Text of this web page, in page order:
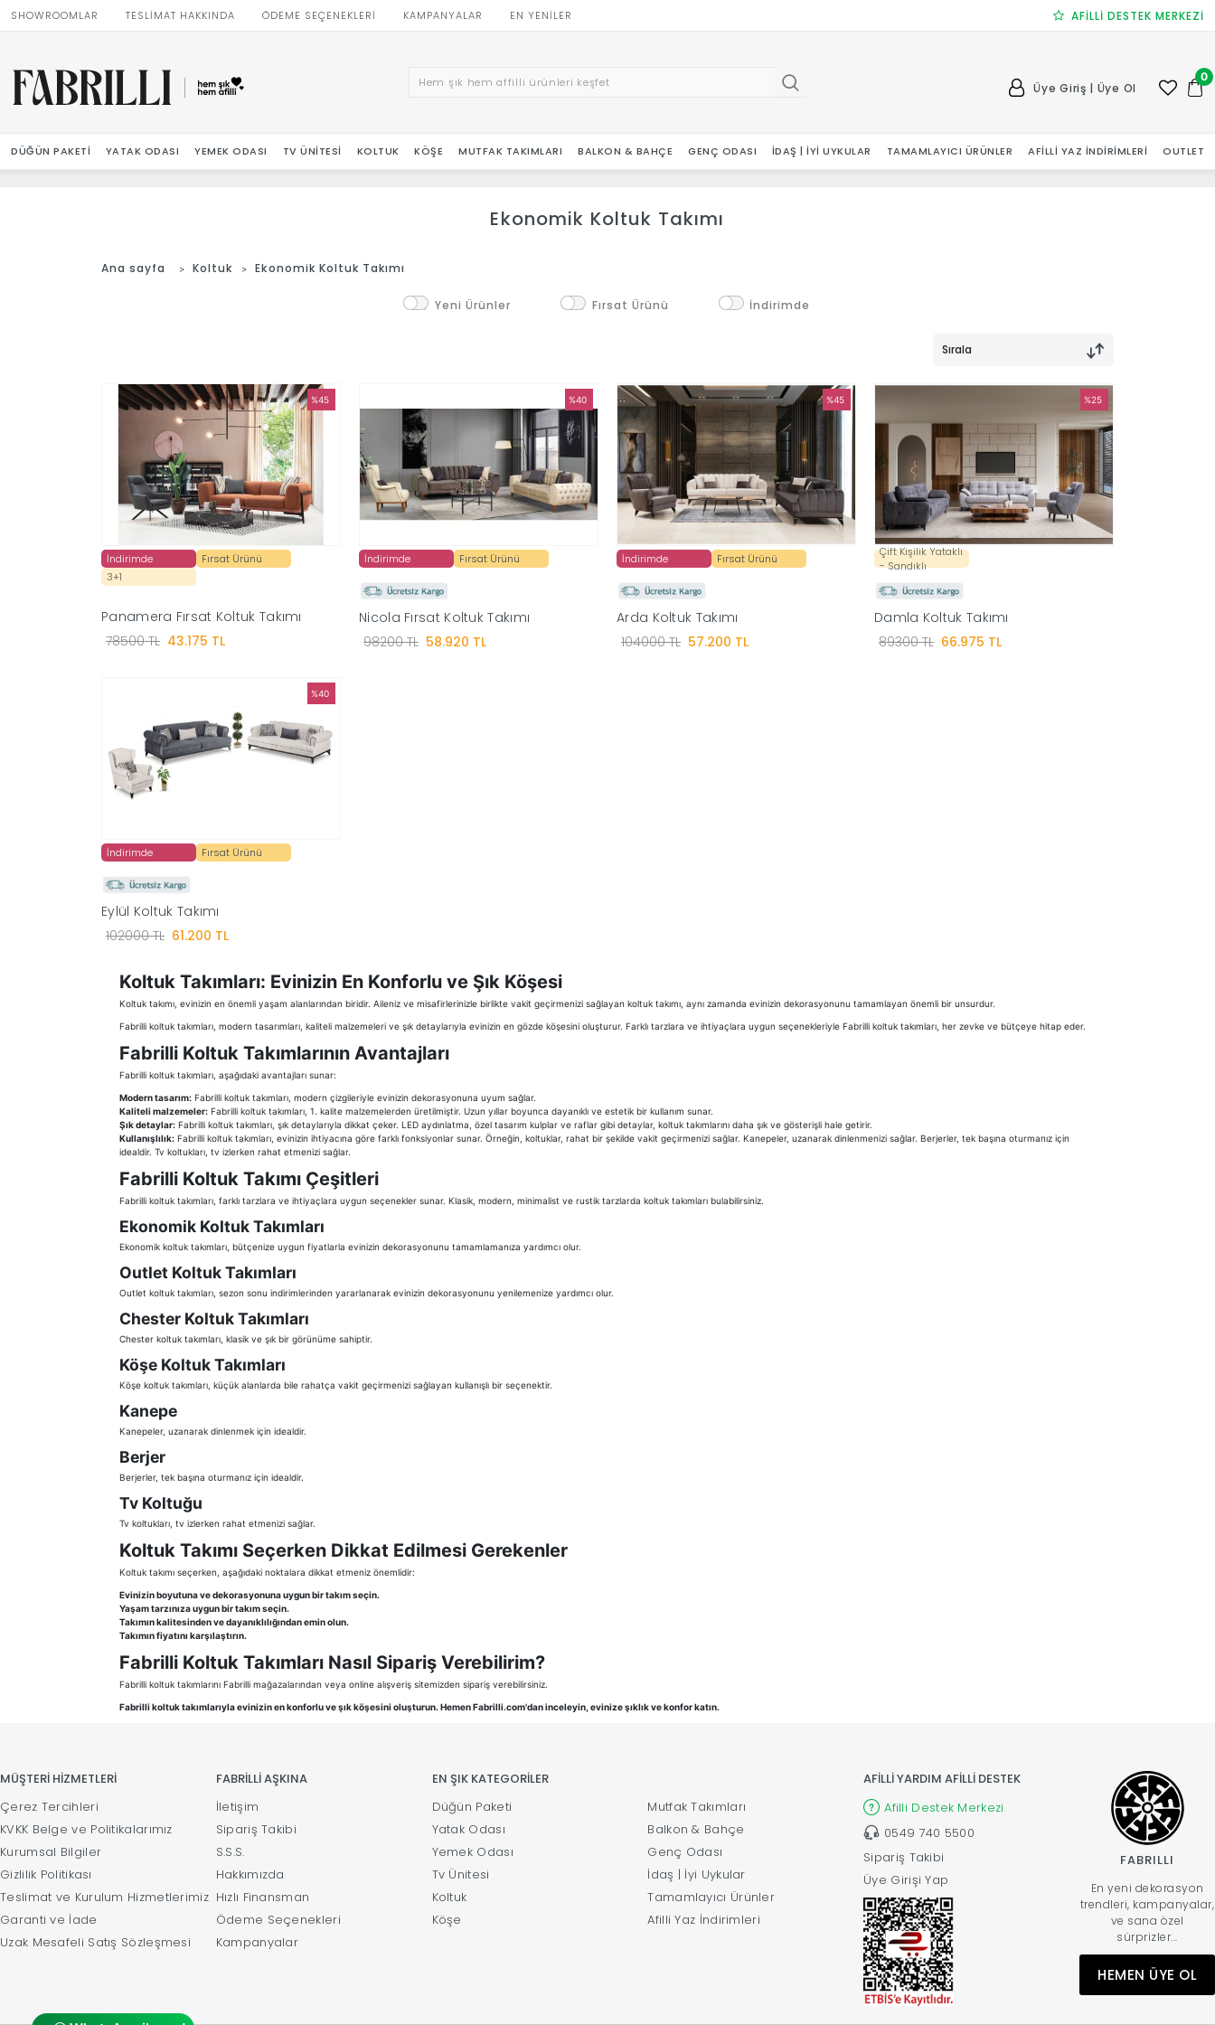
SHOWROOMLAR TESLİMAT HAKKINDA ÖDEME SEÇENEKLERİ KAMPANYALAR EN YENILER AFİLLİ DESTEK MERKEZİ
Üye Giriş | Üye Ol
0
DÜĞÜN PAKETI YATAK ODASI YEMEK ODASI TV ÜNITESI KOLTUK KÖŞE MUTFAK TAKIMLARI BALKON & BAHÇE GENÇ ODASI İDAŞ | İYI UYKULAR TAMAMLAYICI ÜRÜNLER AFILLI YAZ İNDIRIMLERI OUTLET
Ekonomik Koltuk Takımı
Ana sayfa Koltuk Ekonomik Koltuk Takımı
Yeni Ürünler Fırsat Ürünü İndirimde
Sırala
%45
İndirimde
Fırsat Ürünü
3+1
Panamera Fırsat Koltuk Takımı
78500 TL 43.175 TL
%40
İndirimde Fırsat Ürünü
Nicola Fırsat Koltuk Takımı
98200 TL 58.920 TL
%45
İndirimde Fırsat Ürünü
Arda Koltuk Takımı
104000 TL 57.200 TL
%25
Çift Kişilik Yataklı
- Sandıklı
Damla Koltuk Takımı
89300 TL 66.975 TL
%40
İndirimde Fırsat Ürünü
Eylül Koltuk Takımı
102000 TL 61.200 TL
Koltuk Takımları: Evinizin En Konforlu ve Şık Köşesi
Koltuk takımı, evinizin en önemli yaşam alanlarından biridir. Aileniz ve misafirlerinizle birlikte vakit geçirmenizi sağlayan koltuk takımı, aynı zamanda evinizin dekorasyonunu tamamlayan önemli bir unsurdur.
Fabrilli koltuk takımları, modern tasarımları, kaliteli malzemeleri ve şık detaylarıyla evinizin en gözde köşesini oluşturur. Farklı tarzlara ve ihtiyaçlara uygun seçenekleriyle Fabrilli koltuk takımları, her zevke ve bütçeye hitap eder.
Fabrilli Koltuk Takımlarının Avantajları
Fabrilli koltuk takımları, aşağıdaki avantajları sunar:
Modern tasarım: Fabrilli koltuk takımları, modern çizgileriyle evinizin dekorasyonuna uyum sağlar.
Kaliteli malzemeler: Fabrilli koltuk takımları, 1. kalite malzemelerden üretilmiştir. Uzun yıllar boyunca dayanıklı ve estetik bir kullanım sunar.
Şık detaylar: Fabrilli koltuk takımları, şık detaylarıyla dikkat çeker. LED aydınlatma, özel tasarım kulplar ve raflar gibi detaylar, koltuk takımlarını daha şık ve gösterişli hale getirir.
Kullanışlılık: Fabrilli koltuk takımları, evinizin ihtiyacına göre farklı fonksiyonlar sunar. Örneğin, koltuklar, rahat bir şekilde vakit geçirmenizi sağlar. Kanepeler, uzanarak dinlenmenizi sağlar. Berjerler, tek başına oturmanız için
idealdir. Tv koltukları, tv izlerken rahat etmenizi sağlar.
Fabrilli Koltuk Takımı Çeşitleri
Fabrilli koltuk takımları, farklı tarzlara ve ihtiyaçlara uygun seçenekler sunar. Klasik, modern, minimalist ve rustik tarzlarda koltuk takımları bulabilirsiniz.
Ekonomik Koltuk Takımları
Ekonomik koltuk takımları, bütçenize uygun fiyatlarla evinizin dekorasyonunu tamamlamanıza yardımcı olur.
Outlet Koltuk Takımları
Outlet koltuk takımları, sezon sonu indirimlerinden yararlanarak evinizin dekorasyonunu yenilemenize yardımcı olur.
Chester Koltuk Takımları
Chester koltuk takımları, klasik ve şık bir görünüme sahiptir.
Köşe Koltuk Takımları
Köşe koltuk takımları, küçük alanlarda bile rahatça vakit geçirmenizi sağlayan kullanışlı bir seçenektir.
Kanepe
Kanepeler, uzanarak dinlenmek için idealdir.
Berjer
Berjerler, tek başına oturmanız için idealdir.
Tv Koltuğu
Tv koltukları, tv izlerken rahat etmenizi sağlar.
Koltuk Takımı Seçerken Dikkat Edilmesi Gerekenler
Koltuk takımı seçerken, aşağıdaki noktalara dikkat etmeniz önemlidir:
Evinizin boyutuna ve dekorasyonuna uygun bir takım seçin.
Yaşam tarzınıza uygun bir takım seçin.
Takımın kalitesinden ve dayanıklılığından emin olun.
Takımın fiyatını karşılaştırın.
Fabrilli Koltuk Takımları Nasıl Sipariş Verebilirim?
Fabrilli koltuk takımlarını Fabrilli mağazalarından veya online alışveriş sitemizden sipariş verebilirsiniz.
Fabrilli koltuk takımlarıyla evinizin en konforlu ve şık köşesini oluşturun. Hemen Fabrilli.com'dan inceleyin, evinize şıklık ve konfor katın.
MÜŞTERİ HİZMETLERİ
Çerez Tercihleri
KVKK Belge ve Politikalarımız
Kurumsal Bilgiler
Gizlilik Politikası
Teslimat ve Kurulum Hizmetlerimiz
Garanti ve İade
Uzak Mesafeli Satış Sözleşmesi
FABRİLLİ AŞKINA
İletişim
Sipariş Takibi
S.S.S.
Hakkımızda
Hızlı Finansman
Ödeme Seçenekleri
Kampanyalar
EN ŞIK KATEGORİLER
Düğün Paketi
Yatak Odası
Yemek Odası
Tv Ünitesi
Koltuk
Köşe
Mutfak Takımları
Balkon & Bahçe
Genç Odası
İdaş | İyi Uykular
Tamamlayıcı Ürünler
Afilli Yaz İndirimleri
AFİLLİ YARDIM AFİLLİ DESTEK
Afilli Destek Merkezi
0549 740 5500
Sipariş Takibi
Üye Girişi Yap
FABRILLI
En yeni dekorasyon
trendleri, kampanyalar,
ve sana özel
sürprizler...
HEMEN ÜYE OL